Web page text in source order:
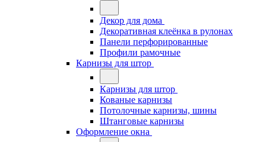
Декор для дома
Декоративная клеёнка в рулонах
Панели перфорированные
Профили рамочные
Карнизы для штор
Карнизы для штор
Кованые карнизы
Потолочные карнизы, шины
Штанговые карнизы
Оформление окна